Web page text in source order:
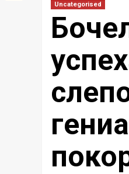
Uncategorised
Отправить